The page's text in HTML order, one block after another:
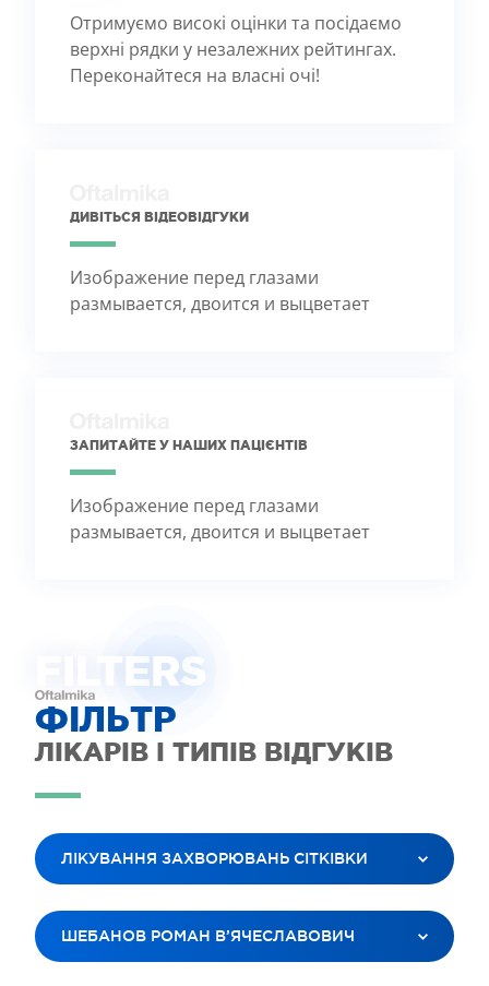
Отримуємо високі оцінки та посідаємо
верхні рядки у незалежних рейтингах.
Переконайтеся на власні очі!
ДИВІТЬСЯ ВІДЕОВІДГУКИ
Изображение перед глазами
размывается, двоится и выцветает
ЗАПИТАЙТЕ У НАШИХ ПАЦІЄНТІВ
Изображение перед глазами
размывается, двоится и выцветает
FILTERS
ФІЛЬТР
ЛІКАРІВ І ТИПІВ ВІДГУКІВ
ЛІКУВАННЯ ЗАХВОРЮВАНЬ СІТКІВКИ
ВСІ ПОСЛУГИ
ЛАЗЕРНА КОРЕКЦІЯ ЗОРУ
ШЕБАНОВ РОМАН В’ЯЧЕСЛАВОВИЧ